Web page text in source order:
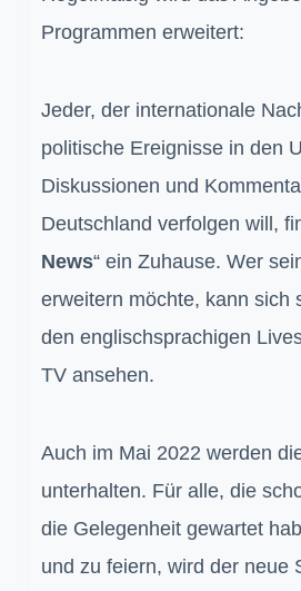
Programmen erweitert:
Jeder, der internationale
politische Ereignisse in den
Diskussionen und
Deutschland verfolgen will,
News“ ein Zuhause. Wer
erweitern möchte, kann sich
den englischsprachigen
TV ansehen.
Auch im Mai 2022 werden
unterhalten. Für alle, die
die Gelegenheit gewartet
und zu feiern, wird der neue